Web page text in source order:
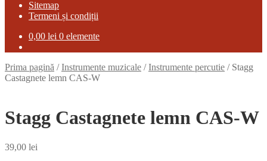
Sitemap
Termeni și condiții
0,00 lei 0 elemente
Prima pagină /Instrumente muzicale /Instrumente percutie / Stagg
Castagnete lemn CAS-W
Stagg Castagnete lemn CAS-W
39,00 lei